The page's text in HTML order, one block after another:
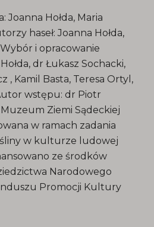
Joanna Hołda, Maria
haseł: Joanna Hołda,
i opracowanie
dr Łukasz Sochacki,
, Kamil Basta, Teresa Ortyl,
wstępu: dr Piotr
Ziemi Sądeckiej
w ramach zadania
w kulturze ludowej
ze środków
Narodowego
Promocji Kultury